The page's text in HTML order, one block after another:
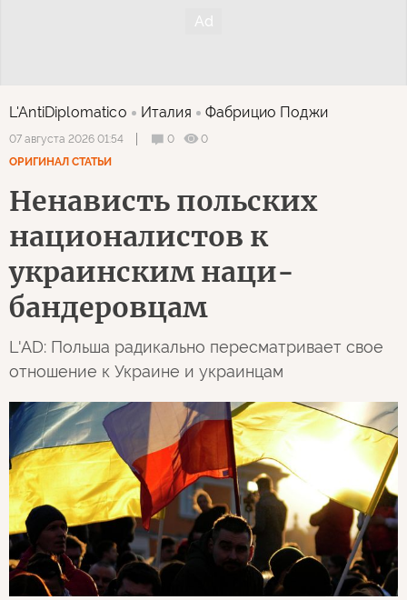
L'AntiDiplomatico Италия Фабрицио Поджи
07 августа 2026 01:54 0
0
ОРИГИНАЛ СТАТЬИ
Ненависть польских
националистов к
украинским наци-
бандеровцам
L'AD: Польша радикально пересматривает свое
отношение к Украине и украинцам